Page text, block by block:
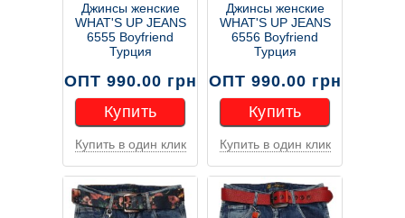
Джинсы женские
WHAT'S UP JEANS
6555 Boyfriend
Турция
ОПТ 990.00 грн
Купить
Купить
Купить в один клик
Джинсы женские
WHAT'S UP JEANS
6556 Boyfriend
Турция
ОПТ 990.00 грн
Купить
Купить
Купить в один клик